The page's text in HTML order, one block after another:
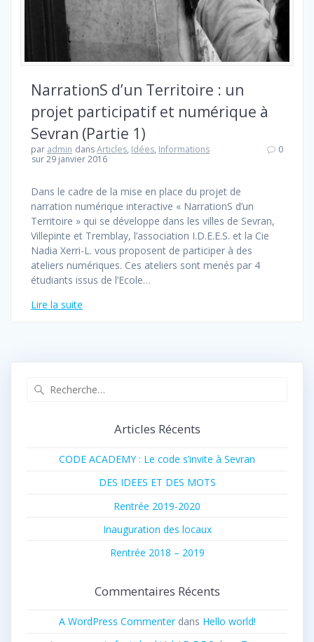
NarrationS d’un Territoire : un
projet participatif et numérique à
Sevran (Partie 1)
par admin dansArticles, Idées, Informations
sur 29 janvier 2016
0
Dans le cadre de la mise en place du projet de
narration numérique interactive « NarrationS d’un
Territoire » qui se développe dans les villes de Sevran,
Villepinte et Tremblay, l’association I.D.E.E.S. et la Cie
Nadia Xerri-L. vous proposent de participer à des
ateliers numériques. Ces ateliers sont menés par 4
étudiants issus de l’Ecole…
Lire la suite
Articles Récents
CODE ACADEMY : Le code s’invite à Sevran
DES IDEES ET DES MOTS
Rentrée 2019-2020
Inauguration des locaux
Rentrée 2018 – 2019
Commentaires Récents
A WordPress Commenterdans Hello world!